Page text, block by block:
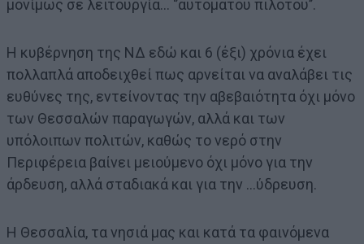
μονίμως σε λειτουργία… ‘’αυτόματου πιλότου’’.
Η κυβέρνηση της ΝΔ εδώ και 6 (έξι) χρόνια έχει
πολλαπλά αποδειχθεί πως αρνείται να αναλάβει τις
ευθύνες της, εντείνοντας την αβεβαιότητα όχι μόνο
των Θεσσαλών παραγωγών, αλλά και των
υπόλοιπων πολιτών, καθώς το νερό στην
Περιφέρεια βαίνει μειούμενο όχι μόνο για την
άρδευση, αλλά σταδιακά και για την …ύδρευση.
Η Θεσσαλία, τα νησιά μας και κατά τα φαινόμενα